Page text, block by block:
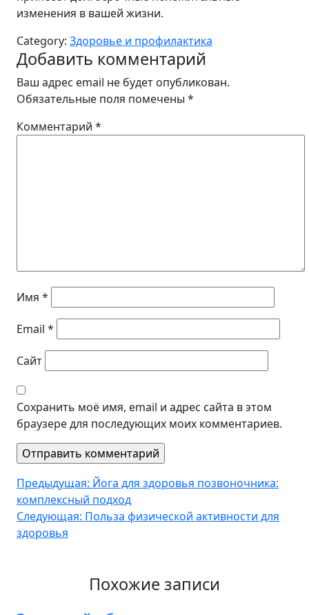
изменения в вашей жизни.
Category: Здоровье и профилактика
Добавить комментарий
Ваш адрес email не будет опубликован.
Обязательные поля помечены *
Комментарий *
Имя *
Email *
Сайт
Сохранить моё имя, email и адрес сайта в этом
браузере для последующих моих комментариев.
Навигация
по
записям
Предыдущая: Йога для здоровья позвоночника:
комплексный подход
Следующая: Польза физической активности для
здоровья
Похожие записи